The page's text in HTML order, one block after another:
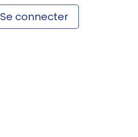
Se connecter